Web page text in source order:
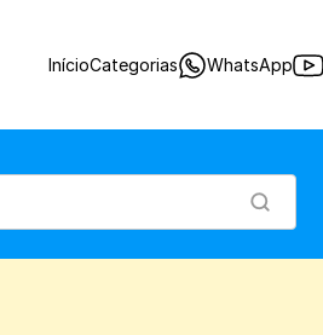
InícioCategorias WhatsApp